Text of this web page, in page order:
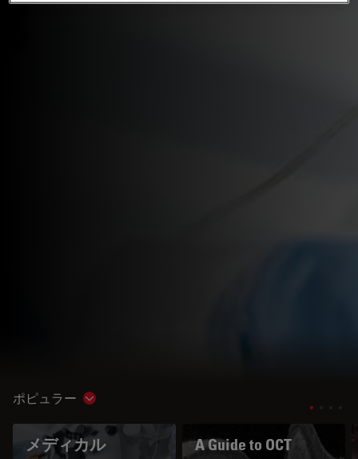
ポピュラー Show subnavigation
メディカル A Guide to OCT